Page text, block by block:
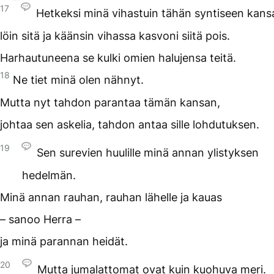
17
Hetkeksi minä vihastuin tähän syntiseen
löin sitä ja käänsin vihassa kasvoni siitä pois.
Harhautuneena se kulki omien halujensa teitä.
18 Ne tiet minä olen nähnyt.
Mutta nyt tahdon parantaa tämän kansan,
johtaa sen askelia, tahdon antaa sille lohdutuksen.
19
Sen surevien huulille minä annan ylistyksen
hedelmän.
Minä annan rauhan, rauhan lähelle ja kauas
– sanoo Herra –
ja minä parannan heidät.
20 Mutta jumalattomat ovat kuin kuohuva meri.